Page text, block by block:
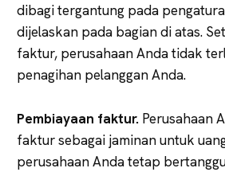
dibagi tergantung pada
dijelaskan pada bagian di atas.
faktur, perusahaan Anda tidak
penagihan pelanggan Anda.
Pembiayaan faktur. Perusahaan
faktur sebagai jaminan untuk
perusahaan Anda tetap